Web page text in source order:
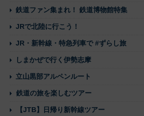
鉄道ファン集まれ！ 鉄道博物館特集
JRで北陸に行こう！
JR・新幹線・特急列車で #ずらし旅
しまかぜで行く伊勢志摩
立山黒部アルペンルート
鉄道の旅を楽しむツアー
【JTB】日帰り新幹線ツアー